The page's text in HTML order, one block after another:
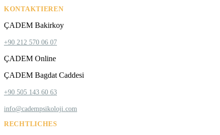
KONTAKTIEREN
ÇADEM Bakirkoy
+90 212 570 06 07
ÇADEM Online
ÇADEM Bagdat Caddesi
+90 505 143 60 63
info@cadempsikoloji.com
RECHTLICHES